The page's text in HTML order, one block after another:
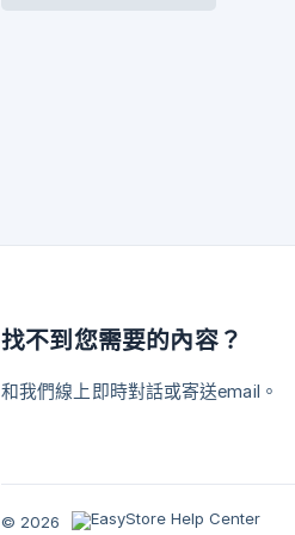
找不到您需要的內容？
和我們線上即時對話或寄送email。
© 2026